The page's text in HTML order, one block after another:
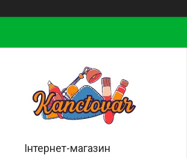
Інтернет-магазин